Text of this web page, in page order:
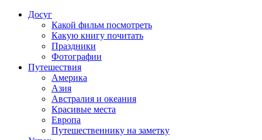
Досуг
Какой фильм посмотреть
Какую книгу почитать
Праздники
Фотографии
Путешествия
Америка
Азия
Австралия и океания
Красивые места
Европа
Путешественнику на заметку